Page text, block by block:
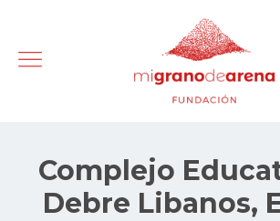
Complejo
Debre Libanos,